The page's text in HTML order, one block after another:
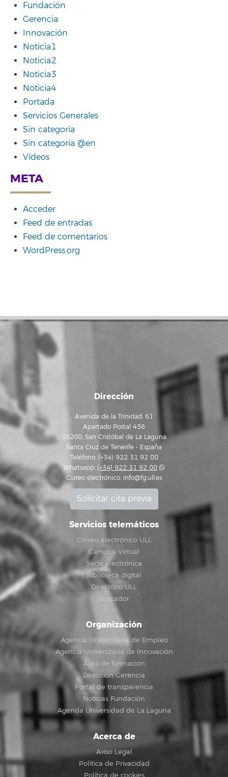
Fundación
Gerencia
Innovación
Noticia1
Noticia2
Noticia3
Noticia4
Portada
Servicios Generales
Sin categoría
Sin categoría @en
Vídeos
META
Acceder
Feed de entradas
Feed de comentarios
WordPress.org
Dirección
Avenida de la Trinidad, 61
Apartado Postal 456
38200, San Cristóbal de La Laguna
Santa Cruz de Tenerife - España
Teléfono: (+34) 922 31 92 00
Whatsapp: (+34) 922 31 92 00
Correo electrónico: info@fg.ull.es
Solicitar cita previa
Servicios telemáticos
Correo electrónico ULL
Campus Virtual
Sede electrónica
Biblioteca digital
Directorio ULL
Buscador
Organización
Agencia Universitaria de Empleo
Agencia Universitaria de Innovación
Área de formación
Dirección Gerencia
Portal de transparencia
Noticias Fundación
Agenda Universidad de La Laguna
Acerca de
Aviso Legal
Política de Privacidad
Política de cookies